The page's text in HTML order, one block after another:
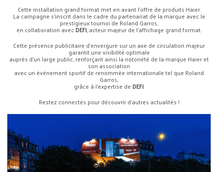
Cette installation grand format met en avant l’offre de produits Haier.
La campagne s’inscrit dans le cadre du partenariat de la marque avec le
prestigieux tournoi de Roland Garros,
en collaboration avecDEFI, acteur majeur de l’affichage grand format.
Cette présence publicitaire d’envergure sur un axe de circulation majeur
garantit une visibilité optimale
auprès d’un large public, renforçant ainsi la notoriété de la marque Haier et
son association
avec un événement sportif de renommée internationale tel que Roland
Garros,
grâce à l’expertise de DEFI.
Restez connectés pour découvrir d’autres actualités !